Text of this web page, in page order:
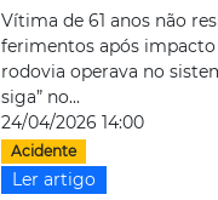
Vítima de 61 anos não
ferimentos após
rodovia operava no
siga” no...
24/04/2026 14:00
Acidente
Ler artigo